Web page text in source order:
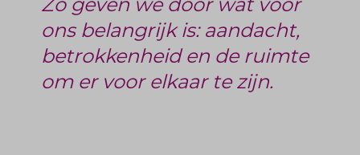
ons belangrijk is: aandacht,
betrokkenheid en de ruimte
om er voor elkaar te zijn.